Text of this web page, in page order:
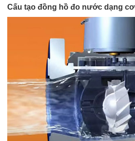
Cấu tạo đồng hồ đo nước dạng cơ